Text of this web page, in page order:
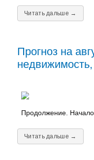
Читать дальше →
Прогноз на
Продолжение. Начало
Читать дальше →